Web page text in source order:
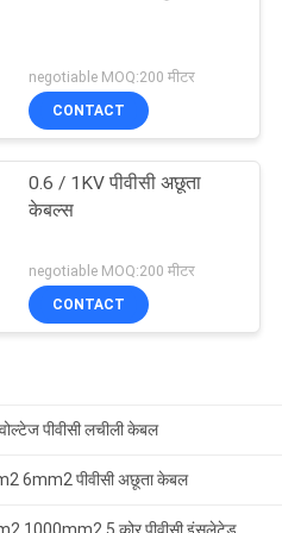
negotiable MOQ:200 मीटर
CONTACT
0.6 / 1KV पीवीसी अछूता
केबल्स
negotiable MOQ:200 मीटर
CONTACT
पीवीसी लचीली केबल
6mm2 पीवीसी अछूता केबल